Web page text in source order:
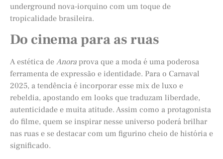
underground nova-iorquino com um toque de
tropicalidade brasileira.
Do cinema para as ruas
A estética de Anora prova que a moda é uma poderosa
ferramenta de expressão e identidade. Para o Carnaval
2025, a tendência é incorporar esse mix de luxo e
rebeldia, apostando em looks que traduzam liberdade,
autenticidade e muita atitude. Assim como a protagonista
do filme, quem se inspirar nesse universo poderá brilhar
nas ruas e se destacar com um figurino cheio de história e
significado.